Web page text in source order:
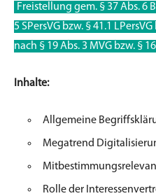
Freistellung gem. § 37 Abs. 6
5 SPersVG bzw. § 41.1 LPersVG
nach § 19 Abs. 3 MVG bzw. §
Inhalte:
Allgemeine
Megatrend
Rolle der